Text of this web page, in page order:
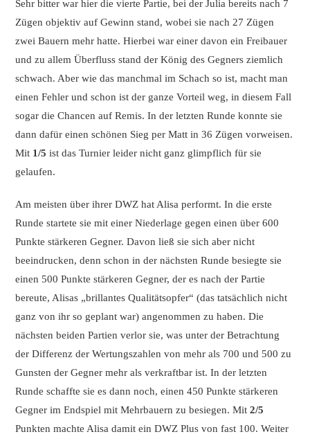
Sehr bitter war hier die vierte Partie, bei der Julia bereits nach 7
Zügen objektiv auf Gewinn stand, wobei sie nach 27 Zügen
zwei Bauern mehr hatte. Hierbei war einer davon ein Freibauer
und zu allem Überfluss stand der König des Gegners ziemlich
schwach. Aber wie das manchmal im Schach so ist, macht man
einen Fehler und schon ist der ganze Vorteil weg, in diesem Fall
sogar die Chancen auf Remis. In der letzten Runde konnte sie
dann dafür einen schönen Sieg per Matt in 36 Zügen vorweisen.
Mit 1/5 ist das Turnier leider nicht ganz glimpflich für sie
gelaufen.
Am meisten über ihrer DWZ hat Alisa performt. In die erste
Runde startete sie mit einer Niederlage gegen einen über 600
Punkte stärkeren Gegner. Davon ließ sie sich aber nicht
beeindrucken, denn schon in der nächsten Runde besiegte sie
einen 500 Punkte stärkeren Gegner, der es nach der Partie
bereute, Alisas „brillantes Qualitätsopfer“ (das tatsächlich nicht
ganz von ihr so geplant war) angenommen zu haben. Die
nächsten beiden Partien verlor sie, was unter der Betrachtung
der Differenz der Wertungszahlen von mehr als 700 und 500 zu
Gunsten der Gegner mehr als verkraftbar ist. In der letzten
Runde schaffte sie es dann noch, einen 450 Punkte stärkeren
Gegner im Endspiel mit Mehrbauern zu besiegen. Mit2/5
Punkten machte Alisa damit ein DWZ Plus von fast 100. Weiter